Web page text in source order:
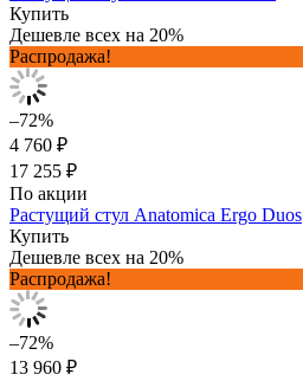
Купить
Дешевле всех на 20%
Распродажа!
–72%
4 760 ₽
17 255 ₽
По акции
Растущий стул Anatomica Ergo Duos
Купить
Дешевле всех на 20%
Распродажа!
–72%
13 960 ₽